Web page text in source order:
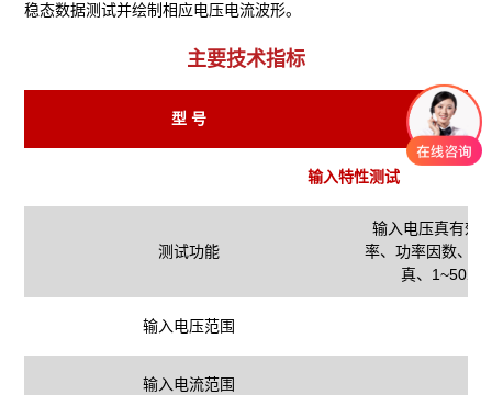
稳态数据测试并绘制相应电压电流波形。
主要技术指标
型 号
输入特性测试
测试功能
输入电压真有效
率、功率因数、
真、1~50次
输入电压范围
输入电流范围